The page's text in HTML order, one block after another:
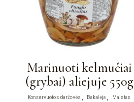
Marinuoti kelmučiai
(grybai) aliejuje 550g
Konservuotos daržovės Bakalėja Maistas